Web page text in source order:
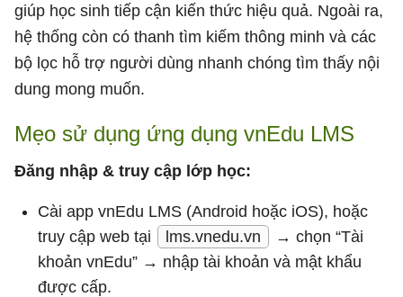
giúp học sinh tiếp cận kiến thức hiệu quả. Ngoài ra,
hệ thống còn có thanh tìm kiếm thông minh và các
bộ lọc hỗ trợ người dùng nhanh chóng tìm thấy nội
dung mong muốn.
Mẹo sử dụng ứng dụng vnEdu LMS
Đăng nhập & truy cập lớp học:
Cài app vnEdu LMS (Android hoặc iOS), hoặc
truy cập web tại
lms.vnedu.vn
→ chọn “Tài
khoản vnEdu” → nhập tài khoản và mật khẩu
được cấp.